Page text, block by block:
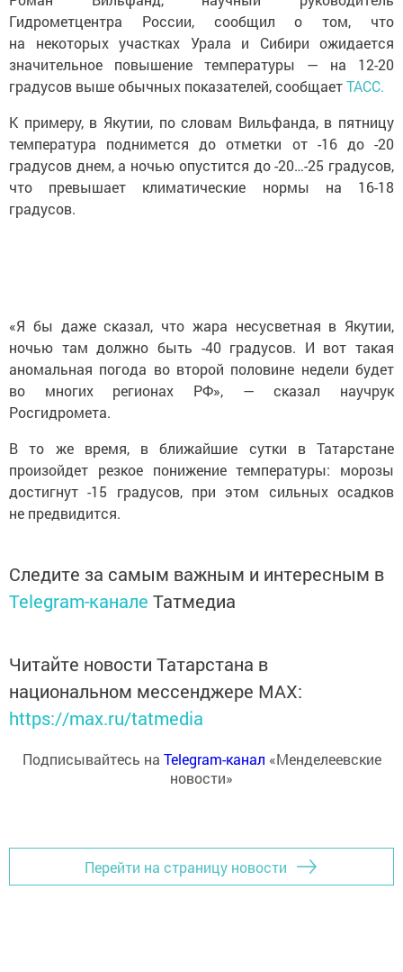
Гидрометцентра России, сообщил о том, что
на некоторых участках Урала и Сибири ожидается
значительное повышение температуры — на 12-20
градусов выше обычных показателей, сообщаетТАСС.
К примеру, в Якутии, по словам Вильфанда, в пятницу
температура поднимется до отметки от -16 до -20
градусов днем, а ночью опустится до -20…-25 градусов,
что превышает климатические нормы на 16-18
градусов.
«Я бы даже сказал, что жара несусветная в Якутии,
ночью там должно быть -40 градусов. И вот такая
аномальная погода во второй половине недели будет
во многих регионах РФ», — сказал научрук
Росгидромета.
В то же время, в ближайшие сутки в Татарстане
произойдет резкое понижение температуры: морозы
достигнут -15 градусов, при этом сильных осадков
не предвидится.
Следите за самым важным и интересным в
Telegram-канале Татмедиа
Читайте новости Татарстана в
национальном мессенджере MАХ:
https://max.ru/tatmedia
Подписывайтесь на Telegram-канал «Менделеевские
новости»
Перейти на страницу новости